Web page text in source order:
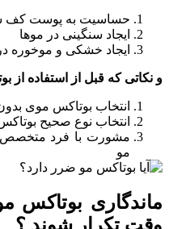
حساسیت به پوست کف
ایجاد سنگینی در موها
ایجاد خشکی و موخوره
و نکاتی که قبل از استفاده از
انتخاب بوتاکس موی
انتخاب نوع صحیح
مشورت با فرد متخصص
مو
ماندگاری